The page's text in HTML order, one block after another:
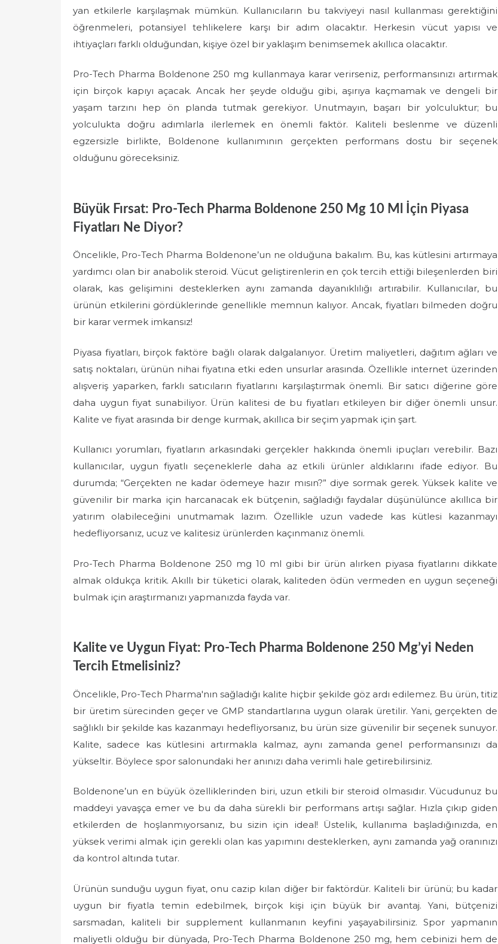
yan etkilerle karşılaşmak mümkün. Kullanıcıların bu takviyeyi nasıl kullanması gerektiğini
öğrenmeleri, potansiyel tehlikelere karşı bir adım olacaktır. Herkesin vücut yapısı ve
ihtiyaçları farklı olduğundan, kişiye özel bir yaklaşım benimsemek akıllıca olacaktır.
Pro-Tech Pharma Boldenone 250 mg kullanmaya karar verirseniz, performansınızı artırmak
için birçok kapıyı açacak. Ancak her şeyde olduğu gibi, aşırıya kaçmamak ve dengeli bir
yaşam tarzını hep ön planda tutmak gerekiyor. Unutmayın, başarı bir yolculuktur; bu
yolculukta doğru adımlarla ilerlemek en önemli faktör. Kaliteli beslenme ve düzenli
egzersizle birlikte, Boldenone kullanımının gerçekten performans dostu bir seçenek
olduğunu göreceksiniz.
Büyük Fırsat: Pro-Tech Pharma Boldenone 250 Mg 10 Ml İçin Piyasa
Fiyatları Ne Diyor?
Öncelikle, Pro-Tech Pharma Boldenone’un ne olduğuna bakalım. Bu, kas kütlesini artırmaya
yardımcı olan bir anabolik steroid. Vücut geliştirenlerin en çok tercih ettiği bileşenlerden biri
olarak, kas gelişimini desteklerken aynı zamanda dayanıklılığı artırabilir. Kullanıcılar, bu
ürünün etkilerini gördüklerinde genellikle memnun kalıyor. Ancak, fiyatları bilmeden doğru
bir karar vermek imkansız!
Piyasa fiyatları, birçok faktöre bağlı olarak dalgalanıyor. Üretim maliyetleri, dağıtım ağları ve
satış noktaları, ürünün nihai fiyatına etki eden unsurlar arasında. Özellikle internet üzerinden
alışveriş yaparken, farklı satıcıların fiyatlarını karşılaştırmak önemli. Bir satıcı diğerine göre
daha uygun fiyat sunabiliyor. Ürün kalitesi de bu fiyatları etkileyen bir diğer önemli unsur.
Kalite ve fiyat arasında bir denge kurmak, akıllıca bir seçim yapmak için şart.
Kullanıcı yorumları, fiyatların arkasındaki gerçekler hakkında önemli ipuçları verebilir. Bazı
kullanıcılar, uygun fiyatlı seçeneklerle daha az etkili ürünler aldıklarını ifade ediyor. Bu
durumda; “Gerçekten ne kadar ödemeye hazır mısın?” diye sormak gerek. Yüksek kalite ve
güvenilir bir marka için harcanacak ek bütçenin, sağladığı faydalar düşünülünce akıllıca bir
yatırım olabileceğini unutmamak lazım. Özellikle uzun vadede kas kütlesi kazanmayı
hedefliyorsanız, ucuz ve kalitesiz ürünlerden kaçınmanız önemli.
Pro-Tech Pharma Boldenone 250 mg 10 ml gibi bir ürün alırken piyasa fiyatlarını dikkate
almak oldukça kritik. Akıllı bir tüketici olarak, kaliteden ödün vermeden en uygun seçeneği
bulmak için araştırmanızı yapmanızda fayda var.
Kalite ve Uygun Fiyat: Pro-Tech Pharma Boldenone 250 Mg’yi Neden
Tercih Etmelisiniz?
Öncelikle, Pro-Tech Pharma'nın sağladığı kalite hiçbir şekilde göz ardı edilemez. Bu ürün, titiz
bir üretim sürecinden geçer ve GMP standartlarına uygun olarak üretilir. Yani, gerçekten de
sağlıklı bir şekilde kas kazanmayı hedefliyorsanız, bu ürün size güvenilir bir seçenek sunuyor.
Kalite, sadece kas kütlesini artırmakla kalmaz, aynı zamanda genel performansınızı da
yükseltir. Böylece spor salonundaki her anınızı daha verimli hale getirebilirsiniz.
Boldenone’un en büyük özelliklerinden biri, uzun etkili bir steroid olmasıdır. Vücudunuz bu
maddeyi yavaşça emer ve bu da daha sürekli bir performans artışı sağlar. Hızla çıkıp giden
etkilerden de hoşlanmıyorsanız, bu sizin için ideal! Üstelik, kullanıma başladığınızda, en
yüksek verimi almak için gerekli olan kas yapımını desteklerken, aynı zamanda yağ oranınızı
da kontrol altında tutar.
Ürünün sunduğu uygun fiyat, onu cazip kılan diğer bir faktördür. Kaliteli bir ürünü; bu kadar
uygun bir fiyatla temin edebilmek, birçok kişi için büyük bir avantaj. Yani, bütçenizi
sarsmadan, kaliteli bir supplement kullanmanın keyfini yaşayabilirsiniz. Spor yapmanın
maliyetli olduğu bir dünyada, Pro-Tech Pharma Boldenone 250 mg, hem cebinizi hem de